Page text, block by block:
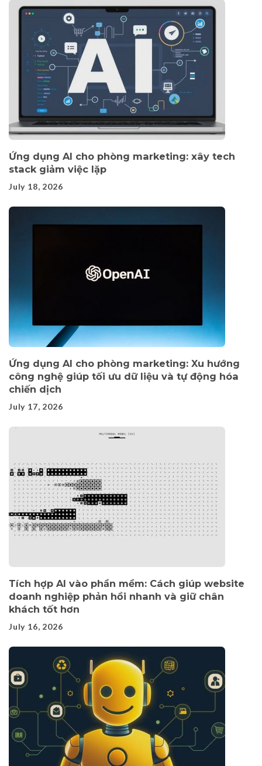
Ứng dụng AI cho phòng marketing: xây tech
stack giảm việc lặp
July 18, 2026
Ứng dụng AI cho phòng marketing: Xu hướng
công nghệ giúp tối ưu dữ liệu và tự động hóa
chiến dịch
July 17, 2026
Tích hợp AI vào phần mềm: Cách giúp website
doanh nghiệp phản hồi nhanh và giữ chân
khách tốt hơn
July 16, 2026